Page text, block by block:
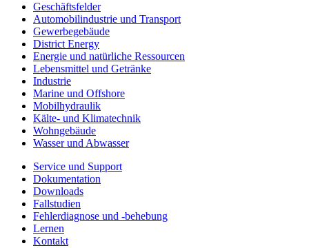
Geschäftsfelder
Automobilindustrie und Transport
Gewerbegebäude
District Energy
Energie und natürliche Ressourcen
Lebensmittel und Getränke
Industrie
Marine und Offshore
Mobilhydraulik
Kälte- und Klimatechnik
Wohngebäude
Wasser und Abwasser
Service und Support
Dokumentation
Downloads
Fallstudien
Fehlerdiagnose und -behebung
Lernen
Kontakt